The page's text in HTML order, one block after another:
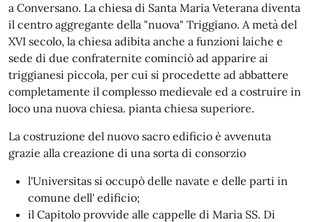
a Conversano. La chiesa di Santa Maria Veterana diventa
il centro aggregante della "nuova" Triggiano. A metà del
XVI secolo, la chiesa adibita anche a funzioni laiche e
sede di due confraternite cominciò ad apparire ai
triggianesi piccola, per cui si procedette ad abbattere
completamente il complesso medievale ed a costruire in
loco una nuova chiesa. pianta chiesa superiore.
La costruzione del nuovo sacro edificio è avvenuta
grazie alla creazione di una sorta di consorzio
l'Universitas si occupò delle navate e delle parti in
comune dell' edificio;
il Capitolo provvide alle cappelle di Maria SS. Di